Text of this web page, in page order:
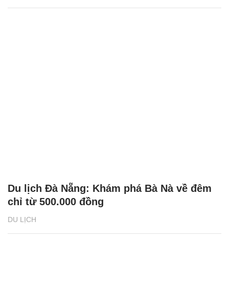
DU LỊCH
Du lịch Đà Nẵng: Khám phá Bà Nà về đêm
chỉ từ 500.000 đồng